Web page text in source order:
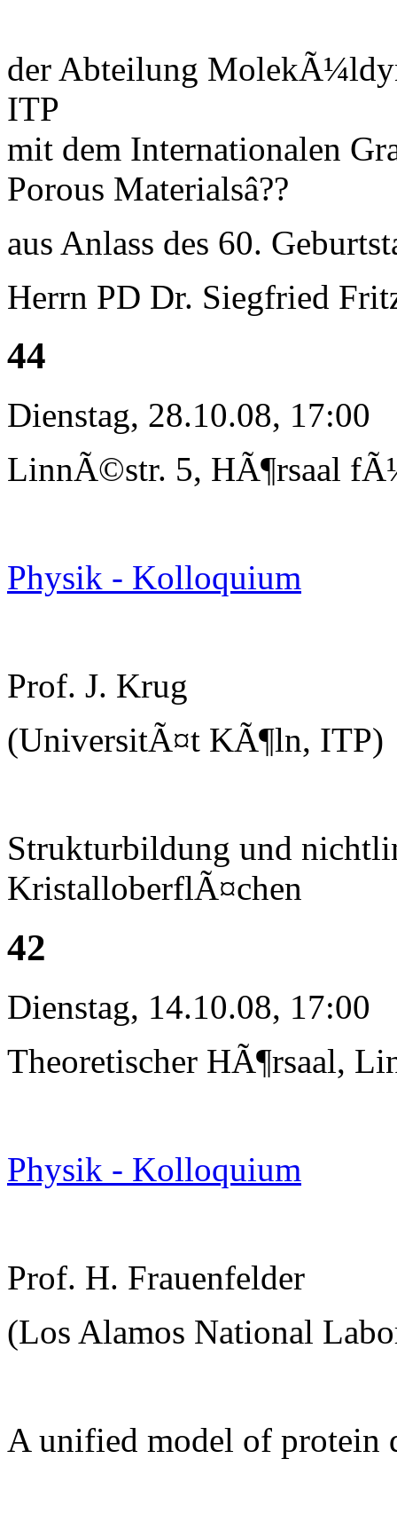
der Abteilung
ITP
mit dem Internationalen
Porous Materialsâ??
aus Anlass des 60.
Herrn PD Dr. Siegfried
44
Dienstag, 28.10.08, 17:00
LinnÃ©str. 5, HÃ¶rsaal
Physik - Kolloquium
Prof. J. Krug
(UniversitÃ¤t KÃ¶ln, ITP)
Strukturbildung und
KristalloberflÃ¤chen
42
Dienstag, 14.10.08, 17:00
Theoretischer HÃ¶rsaal,
Physik - Kolloquium
Prof. H. Frauenfelder
(Los Alamos National
A unified model of protein